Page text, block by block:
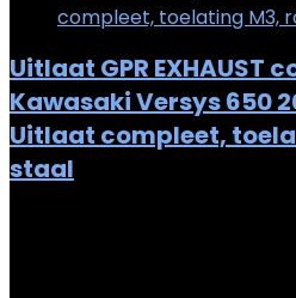
Uitlaat GPR EXHAUST
Kawasaki Versys 650
Uitlaat compleet,
staal